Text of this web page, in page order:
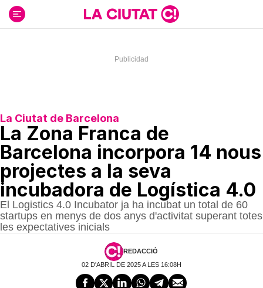
contenido
La Ciutat de Barcelona
La Zona Franca de
Barcelona incorpora 14 nous
projectes a la seva
incubadora de Logística 4.0
El Logistics 4.0 Incubator ja ha incubat un total de 60
startups en menys de dos anys d'activitat superant totes
les expectatives inicials
REDACCIÓ
02 D'ABRIL DE 2025 A LES 16:08H